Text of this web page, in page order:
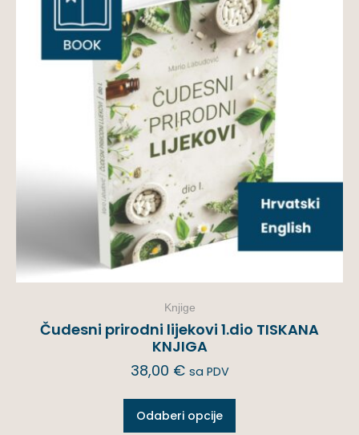
Knjige
Čudesni prirodni lijekovi 1.dio TISKANA
KNJIGA
38,00 € sa PDV
Odaberi opcije